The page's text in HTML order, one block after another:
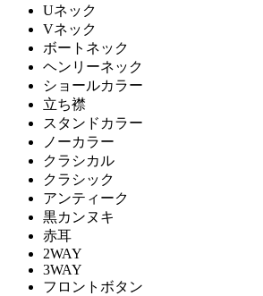
Uネック
Vネック
ボートネック
ヘンリーネック
ショールカラー
立ち襟
スタンドカラー
ノーカラー
クラシカル
クラシック
アンティーク
黒カンヌキ
赤耳
2WAY
3WAY
フロントボタン